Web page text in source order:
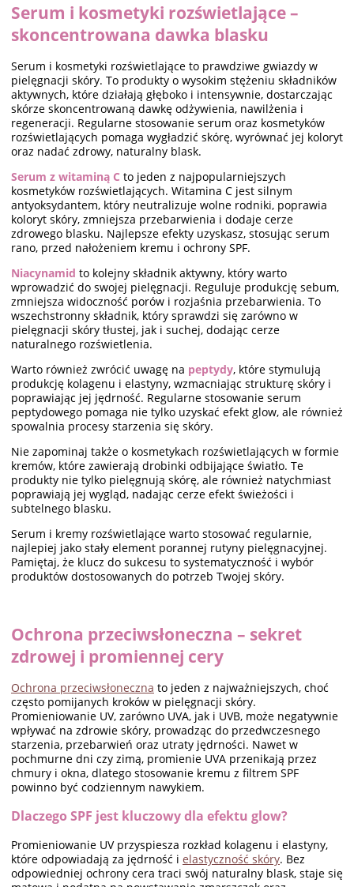
Serum i kosmetyki rozświetlające –
skoncentrowana dawka blasku
Serum i kosmetyki rozświetlające to prawdziwe gwiazdy w
pielęgnacji skóry. To produkty o wysokim stężeniu składników
aktywnych, które działają głęboko i intensywnie, dostarczając
skórze skoncentrowaną dawkę odżywienia, nawilżenia i
regeneracji. Regularne stosowanie serum oraz kosmetyków
rozświetlających pomaga wygładzić skórę, wyrównać jej koloryt
oraz nadać zdrowy, naturalny blask.
Serum z witaminą C to jeden z najpopularniejszych
kosmetyków rozświetlających. Witamina C jest silnym
antyoksydantem, który neutralizuje wolne rodniki, poprawia
koloryt skóry, zmniejsza przebarwienia i dodaje cerze
zdrowego blasku. Najlepsze efekty uzyskasz, stosując serum
rano, przed nałożeniem kremu i ochrony SPF.
Niacynamid to kolejny składnik aktywny, który warto
wprowadzić do swojej pielęgnacji. Reguluje produkcję sebum,
zmniejsza widoczność porów i rozjaśnia przebarwienia. To
wszechstronny składnik, który sprawdzi się zarówno w
pielęgnacji skóry tłustej, jak i suchej, dodając cerze
naturalnego rozświetlenia.
Warto również zwrócić uwagę na peptydy, które stymulują
produkcję kolagenu i elastyny, wzmacniając strukturę skóry i
poprawiając jej jędrność. Regularne stosowanie serum
peptydowego pomaga nie tylko uzyskać efekt glow, ale również
spowalnia procesy starzenia się skóry.
Nie zapominaj także o kosmetykach rozświetlających w formie
kremów, które zawierają drobinki odbijające światło. Te
produkty nie tylko pielęgnują skórę, ale również natychmiast
poprawiają jej wygląd, nadając cerze efekt świeżości i
subtelnego blasku.
Serum i kremy rozświetlające warto stosować regularnie,
najlepiej jako stały element porannej rutyny pielęgnacyjnej.
Pamiętaj, że klucz do sukcesu to systematyczność i wybór
produktów dostosowanych do potrzeb Twojej skóry.
Ochrona przeciwsłoneczna – sekret
zdrowej i promiennej cery
Ochrona przeciwsłoneczna to jeden z najważniejszych, choć
często pomijanych kroków w pielęgnacji skóry.
Promieniowanie UV, zarówno UVA, jak i UVB, może negatywnie
wpływać na zdrowie skóry, prowadząc do przedwczesnego
starzenia, przebarwień oraz utraty jędrności. Nawet w
pochmurne dni czy zimą, promienie UVA przenikają przez
chmury i okna, dlatego stosowanie kremu z filtrem SPF
powinno być codziennym nawykiem.
Dlaczego SPF jest kluczowy dla efektu glow?
Promieniowanie UV przyspiesza rozkład kolagenu i elastyny,
które odpowiadają za jędrność i elastyczność skóry. Bez
odpowiedniej ochrony cera traci swój naturalny blask, staje się